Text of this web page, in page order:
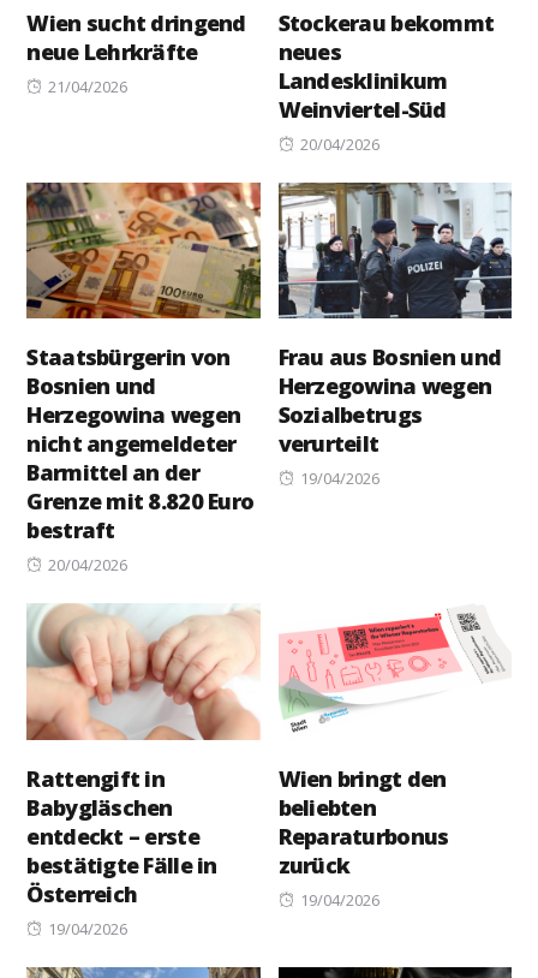
Wien sucht dringend
neue Lehrkräfte
Posted
21/04/2026
Stockerau bekommt
neues
Landesklinikum
Weinviertel-Süd
Posted
20/04/2026
Staatsbürgerin von
Bosnien und
Herzegowina wegen
nicht angemeldeter
Barmittel an der
Grenze mit 8.820 Euro
bestraft
Posted
20/04/2026
Frau aus Bosnien und
Herzegowina wegen
Sozialbetrugs
verurteilt
Posted
19/04/2026
Rattengift in
Babygläschen
entdeckt – erste
bestätigte Fälle in
Österreich
Posted
19/04/2026
Wien bringt den
beliebten
Reparaturbonus
zurück
Posted
19/04/2026